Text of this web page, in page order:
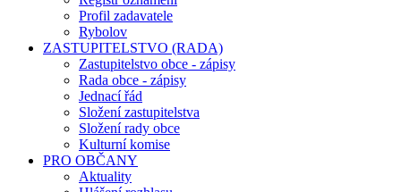
Profil zadavatele
Rybolov
ZASTUPITELSTVO (RADA)
Zastupitelstvo obce - zápisy
Rada obce - zápisy
Jednací řád
Složení zastupitelstva
Složení rady obce
Kulturní komise
PRO OBČANY
Aktuality